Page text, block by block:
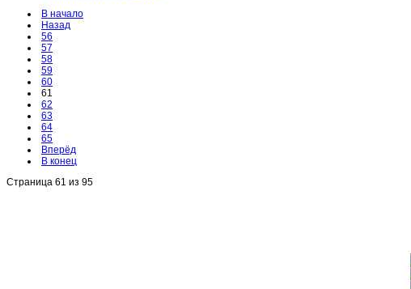
В начало
Назад
56
57
58
59
60
61
62
63
64
65
Вперёд
В конец
Страница 61 из 95